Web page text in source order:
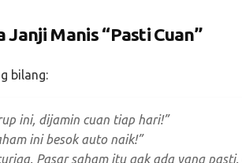
Janji Manis “Pasti Cuan”
bilang:
ini, dijamin cuan tiap hari!”
ini besok auto naik!”
Pasar saham itu gak ada yang